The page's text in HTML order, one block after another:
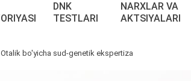
DNK
TESTLARI
NARXLAR VA
AKTSIYALARI
Otalik bo'yicha sud-genetik ekspertiza